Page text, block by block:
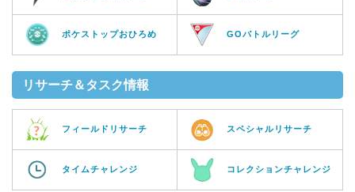
ポケストップおひろめ GOバトルリーグ
リサーチ＆タスク情報
フィールドリサーチ スペシャルリサーチ
タイムチャレンジ コレクションチャレンジ